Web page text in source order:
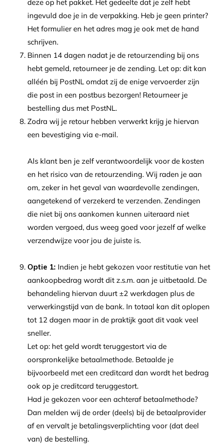
deze op het pakket. Het gedeelte dat je zelf hebt
ingevuld doe je in de verpakking. Heb je geen printer?
Het formulier en het adres mag je ook met de hand
schrijven.
Binnen 14 dagen nadat je de retourzending bij ons
hebt gemeld, retourneer je de zending. Let op: dit kan
alléén bij PostNL omdat zij de enige vervoerder zijn
die post in een postbus bezorgen! Retourneer je
bestelling dus met PostNL.
Zodra wij je retour hebben verwerkt krijg je hiervan
een bevestiging via e-mail.
Als klant ben je zelf verantwoordelijk voor de kosten
en het risico van de retourzending. Wij raden je aan
om, zeker in het geval van waardevolle zendingen,
aangetekend of verzekerd te verzenden. Zendingen
die niet bij ons aankomen kunnen uiteraard niet
worden vergoed, dus weeg goed voor jezelf af welke
verzendwijze voor jou de juiste is.
Optie 1: Indien je hebt gekozen voor restitutie van het
aankoopbedrag wordt dit z.s.m. aan je uitbetaald. De
behandeling hiervan duurt ±2 werkdagen plus de
verwerkingstijd van de bank. In totaal kan dit oplopen
tot 12 dagen maar in de praktijk gaat dit vaak veel
sneller.
Let op: het geld wordt teruggestort via de
oorspronkelijke betaalmethode. Betaalde je
bijvoorbeeld met een creditcard dan wordt het bedrag
ook op je creditcard teruggestort.
Had je gekozen voor een achteraf betaalmethode?
Dan melden wij de order (deels) bij de betaalprovider
af en vervalt je betalingsverplichting voor (dat deel
van) de bestelling.